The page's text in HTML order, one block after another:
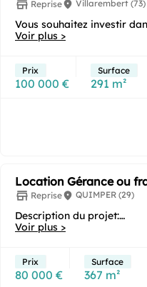
Reprise Villarembert (73)
Vous souhaitez investir
franchise clé en main sous
Voir plus >
Prix
100 000 €
Surface
291 m²
Location Gérance ou
Reprise QUIMPER (29)
Description du projet:
Voir plus >
Prix
80 000 €
Surface
367 m²